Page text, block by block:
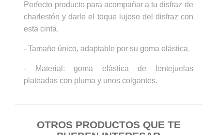
Perfecto producto para acompañar a tu disfraz de
charlestón y darle el toque lujoso del disfraz con
esta cinta.
- Tamaño único, adaptable por su goma elástica.
- Material: goma elástica de lentejuelas
plateadas con pluma y unos colgantes.
OTROS PRODUCTOS QUE TE